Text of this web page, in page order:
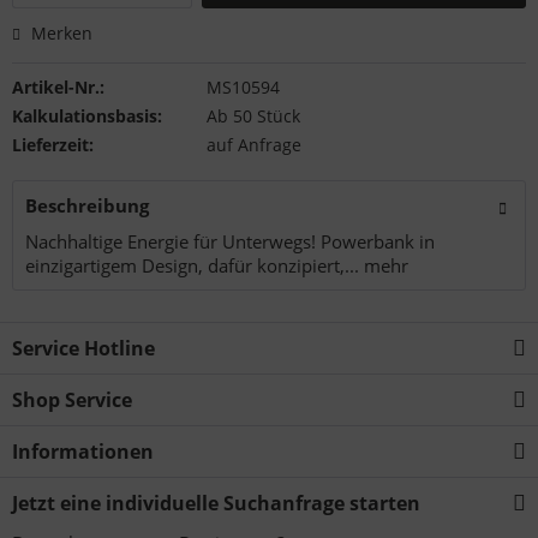
Merken
Artikel-Nr.:
MS10594
Kalkulationsbasis:
Ab 50 Stück
Lieferzeit:
auf Anfrage
Beschreibung
Nachhaltige Energie für Unterwegs! Powerbank in
einzigartigem Design, dafür konzipiert,... mehr
Service Hotline
Shop Service
Informationen
Jetzt eine individuelle Suchanfrage starten